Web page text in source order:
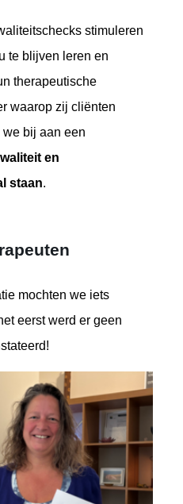
stimuleren
te blijven leren en
therapeutische
waarop zij cliënten
bij aan een
en
staan.
mochten we iets
eerst werd er geen